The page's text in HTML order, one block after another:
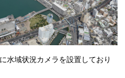
水域状況カメラを設置しており